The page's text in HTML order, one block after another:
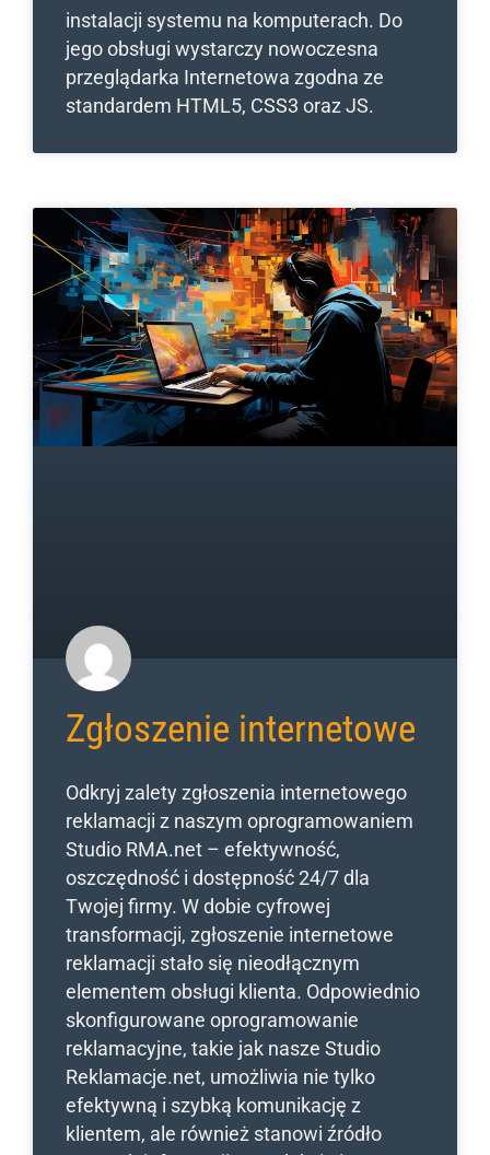
instalacji systemu na komputerach. Do
jego obsługi wystarczy nowoczesna
przeglądarka Internetowa zgodna ze
standardem HTML5, CSS3 oraz JS.
Zgłoszenie internetowe
Odkryj zalety zgłoszenia internetowego
reklamacji z naszym oprogramowaniem
Studio RMA.net – efektywność,
oszczędność i dostępność 24/7 dla
Twojej firmy. W dobie cyfrowej
transformacji, zgłoszenie internetowe
reklamacji stało się nieodłącznym
elementem obsługi klienta. Odpowiednio
skonfigurowane oprogramowanie
reklamacyjne, takie jak nasze Studio
Reklamacje.net, umożliwia nie tylko
efektywną i szybką komunikację z
klientem, ale również stanowi źródło